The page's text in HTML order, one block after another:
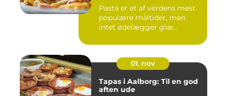
Pasta er et af verdens mest
populære måltider, men
intet ødelægger glæ...
01. nov
Tapas i Aalborg: Til en god
aften ude